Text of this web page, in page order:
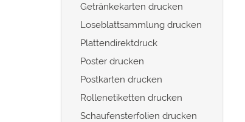
Getränkekarten drucken
Loseblattsammlung drucken
Plattendirektdruck
Poster drucken
Postkarten drucken
Rollenetiketten drucken
Schaufensterfolien drucken